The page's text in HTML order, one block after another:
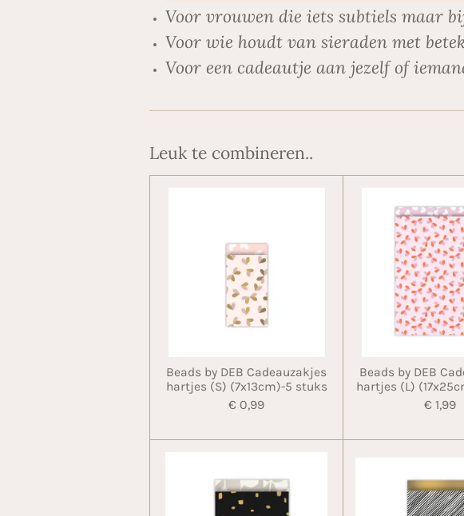
Voor vrouwen die iets subtiels maar
Voor wie houdt van sieraden met
Voor een cadeautje aan jezelf of
Leuk te combineren..
Beads by DEB Cadeauzakjes
hartjes (S) (7x13cm)-5 stuks
€ 0,99
Beads by DEB
hartjes (L)
€ 1,99